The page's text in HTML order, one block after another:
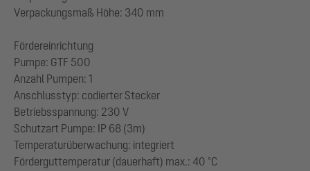
Verpackungsmaß Höhe: 340 mm
Fördereinrichtung
Pumpe: GTF 500
Anzahl Pumpen: 1
Anschlusstyp: codierter Stecker
Betriebsspannung: 230 V
Schutzart Pumpe: IP 68 (3m)
Temperaturüberwachung: integriert
Förderguttemperatur (dauerhaft) max.: 40 °C